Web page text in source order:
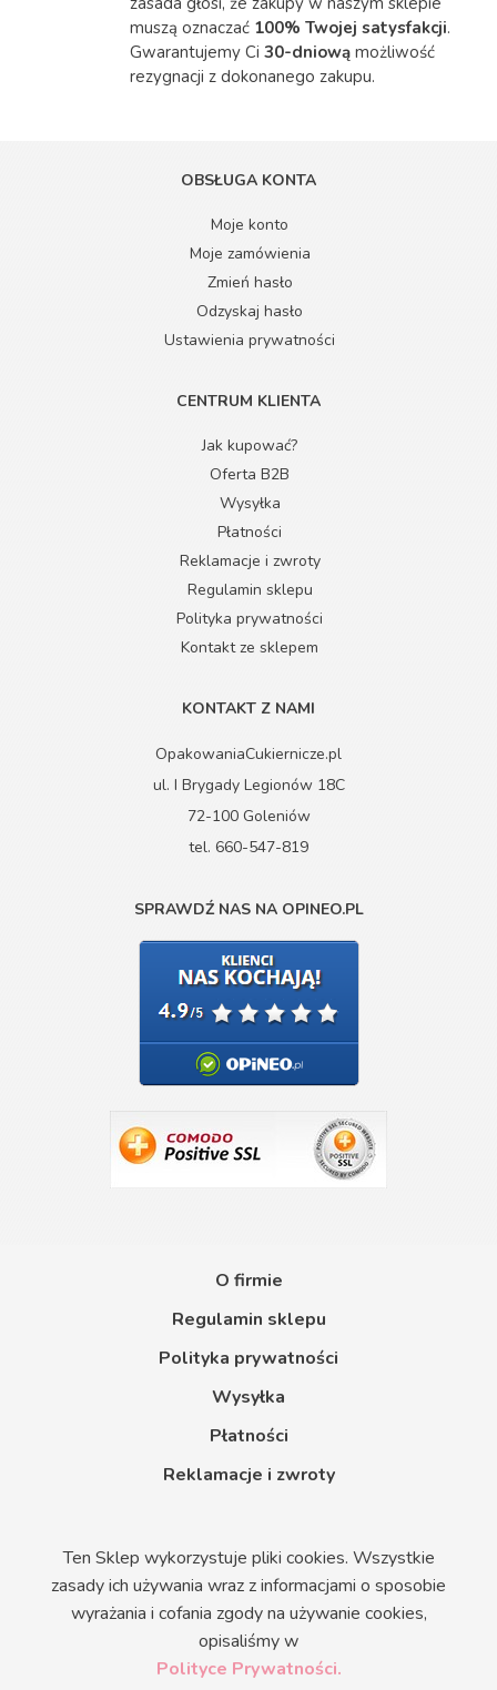
muszą oznaczać 100% Twojej satysfakcji.
Gwarantujemy Ci30-dniową możliwość
rezygnacji z dokonanego zakupu.
OBSŁUGA KONTA
Moje konto
Moje zamówienia
Zmień hasło
Odzyskaj hasło
Ustawienia prywatności
CENTRUM KLIENTA
Jak kupować?
Oferta B2B
Wysyłka
Płatności
Reklamacje i zwroty
Regulamin sklepu
Polityka prywatności
Kontakt ze sklepem
KONTAKT Z NAMI
OpakowaniaCukiernicze.pl
ul. I Brygady Legionów 18C
72-100 Goleniów
tel. 660-547-819
SPRAWDŹ NAS NA OPINEO.PL
O firmie
Regulamin sklepu
Polityka prywatności
Wysyłka
Płatności
Reklamacje i zwroty
Ten Sklep wykorzystuje pliki cookies. Wszystkie
zasady ich używania wraz z informacjami o sposobie
wyrażania i cofania zgody na używanie cookies,
opisaliśmy w
Polityce Prywatności.